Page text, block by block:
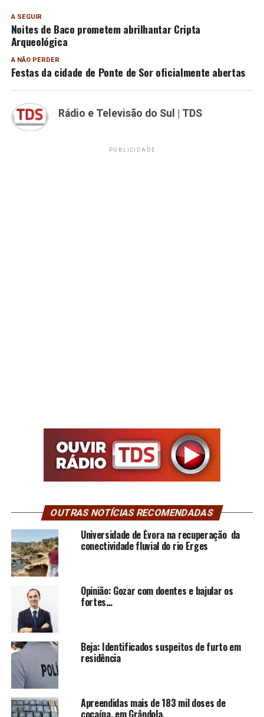
A SEGUIR
Noites de Baco prometem abrilhantar Cripta
Arqueológica
A NÃO PERDER
Festas da cidade de Ponte de Sor oficialmente abertas
Rádio e Televisão do Sul | TDS
PUBLICIDADE
OUTRAS NOTÍCIAS RECOMENDADAS
Universidade de Évora na recuperação da
conectividade fluvial do rio Erges
Opinião: Gozar com doentes e bajular os
fortes…
Beja: Identificados suspeitos de furto em
residência
Apreendidas mais de 183 mil doses de
cocaína, em Grândola.